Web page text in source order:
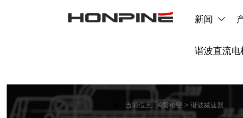
新闻 
谐波直流电
当前位置:鸿磐精密 >谐波减速器